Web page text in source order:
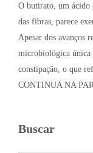
O butirato, um ácido
das fibras, parece
Apesar dos avanços
microbiológica única
constipação, o que
CONTINUA NA
Buscar